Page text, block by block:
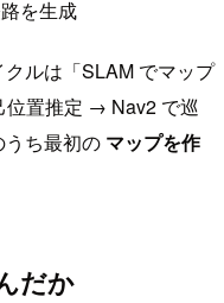
を生成
ルは「SLAM でマップ
置推定 → Nav2 で巡
ち最初の マップを作
だか